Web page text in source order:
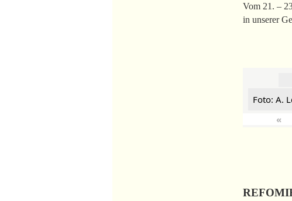
Vom 21. –
in unserer
Foto: A.
«